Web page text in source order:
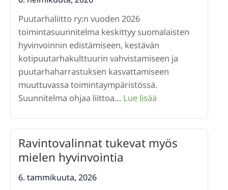
kauniita
puutarhoja
Puutarhaliitto ry:n vuoden 2026
toimintasuunnitelma keskittyy suomalaisten
hyvinvoinnin edistämiseen, kestävän
kotipuutarhakulttuurin vahvistamiseen ja
puutarhaharrastuksen kasvattamiseen
muuttuvassa toimintaympäristössä.
Suunnitelma ohjaa liittoa… Lue lisää
2026
vahvistaa
Ravintovalinnat tukevat myös
mielen hyvinvointia
6. tammikuuta, 2026